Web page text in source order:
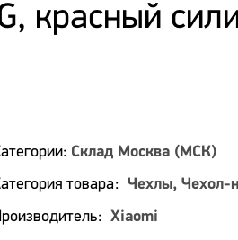
красный
Склад Москва (МСК)
товара Чехлы, Чехол-
Xiaomi